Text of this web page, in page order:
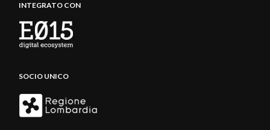
INTEGRATO CON
SOCIO UNICO